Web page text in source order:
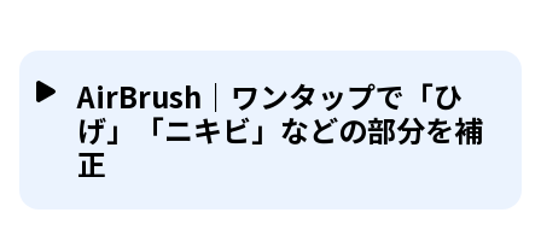
AirBrush｜ワンタップで「ひ
げ」「ニキビ」などの部分を補
正